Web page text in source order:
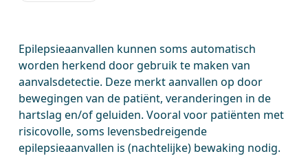
Epilepsieaanvallen kunnen soms automatisch
worden herkend door gebruik te maken van
aanvalsdetectie. Deze merkt aanvallen op door
bewegingen van de patiënt, veranderingen in de
hartslag en/of geluiden. Vooral voor patiënten met
risicovolle, soms levensbedreigende
epilepsieaanvallen is (nachtelijke) bewaking nodig.